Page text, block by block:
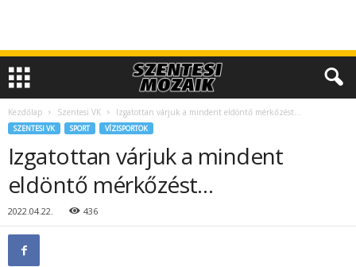
Kezdőlap Szentesi VK Izgatottan várjuk a mindent eldöntő mérkőzést…
SZENTESI VK SPORT VÍZISPORTOK
Izgatottan várjuk a mindent
eldöntő mérkőzést…
2022.04.22. 436